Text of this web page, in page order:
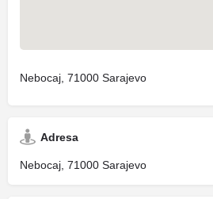
Nebocaj, 71000 Sarajevo
Adresa
Nebocaj, 71000 Sarajevo